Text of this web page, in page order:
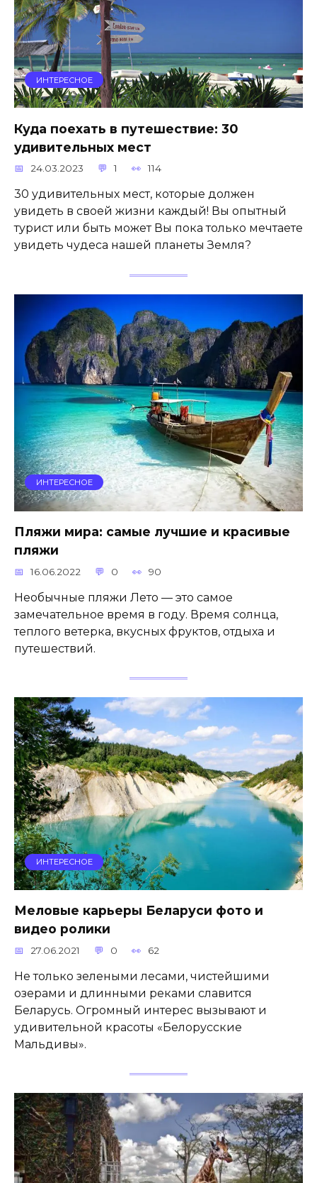
ИНТЕРЕСНОЕ
Куда поехать в путешествие: 30
удивительных мест
24.03.2023 1 114
30 удивительных мест, которые должен
увидеть в своей жизни каждый! Вы опытный
турист или быть может Вы пока только мечтаете
увидеть чудеса нашей планеты Земля?
ИНТЕРЕСНОЕ
Пляжи мира: самые лучшие и красивые
пляжи
16.06.2022 0 90
Необычные пляжи Лето — это самое
замечательное время в году. Время солнца,
теплого ветерка, вкусных фруктов, отдыха и
путешествий.
ИНТЕРЕСНОЕ
Меловые карьеры Беларуси фото и
видео ролики
27.06.2021 0 62
Не только зелеными лесами, чистейшими
озерами и длинными реками славится
Беларусь. Огромный интерес вызывают и
удивительной красоты «Белорусские
Мальдивы».